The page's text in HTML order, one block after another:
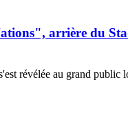
arrière du
révélée au grand